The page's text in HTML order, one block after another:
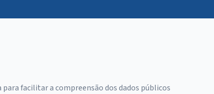
facilitar a compreensão dos dados públicos